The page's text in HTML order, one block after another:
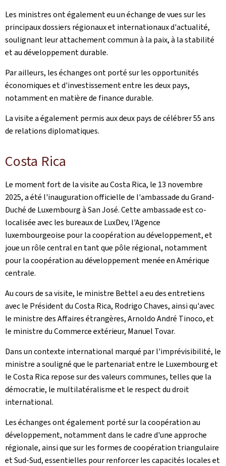
Les ministres ont également eu un échange de vues sur les
principaux dossiers régionaux et internationaux d'actualité,
soulignant leur attachement commun à la paix, à la stabilité
et au développement durable.
Par ailleurs, les échanges ont porté sur les opportunités
économiques et d'investissement entre les deux pays,
notamment en matière de finance durable.
La visite a également permis aux deux pays de célébrer 55 ans
de relations diplomatiques.
Costa Rica
Le moment fort de la visite au Costa Rica, le 13 novembre
2025, a été l'inauguration officielle de l'ambassade du Grand-
Duché de Luxembourg à San José. Cette ambassade est co-
localisée avec les bureaux de LuxDev, l'Agence
luxembourgeoise pour la coopération au développement, et
joue un rôle central en tant que pôle régional, notamment
pour la coopération au développement menée en Amérique
centrale.
Au cours de sa visite, le ministre Bettel a eu des entretiens
avec le Président du Costa Rica, Rodrigo Chaves, ainsi qu'avec
le ministre des Affaires étrangères, Arnoldo André Tinoco, et
le ministre du Commerce extérieur, Manuel Tovar.
Dans un contexte international marqué par l'imprévisibilité, le
ministre a souligné que le partenariat entre le Luxembourg et
le Costa Rica repose sur des valeurs communes, telles que la
démocratie, le multilatéralisme et le respect du droit
international.
Les échanges ont également porté sur la coopération au
développement, notamment dans le cadre d'une approche
régionale, ainsi que sur les formes de coopération triangulaire
et Sud-Sud, essentielles pour renforcer les capacités locales et